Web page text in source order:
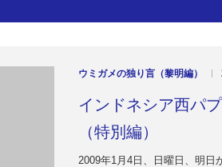
ウミガメの独り言（黎明編） |
インドネシア西パ
（特別編）
2009年1月4日、日曜日、明日